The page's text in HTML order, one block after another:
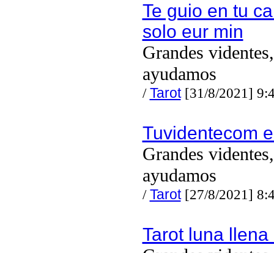
Te guio en tu
solo eur min
Grandes
ayudamos
/Tarot[31/8/2021]
Tuvidentecom
Grandes
ayudamos
/Tarot[27/8/2021]
Tarot luna llena